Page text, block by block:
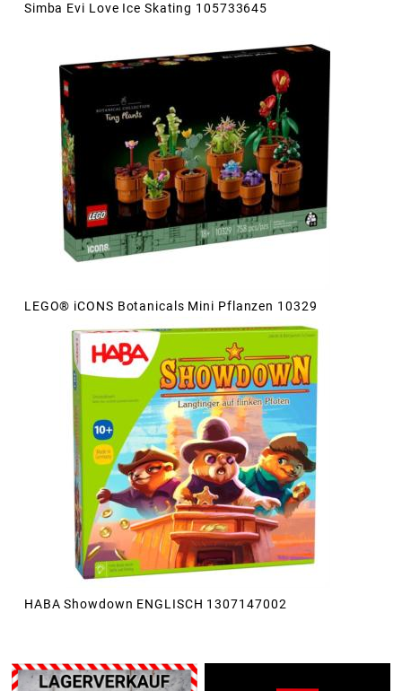
Simba Evi Love Ice Skating 105733645
LEGO® iCONS Botanicals Mini Pflanzen 10329
HABA Showdown ENGLISCH 1307147002